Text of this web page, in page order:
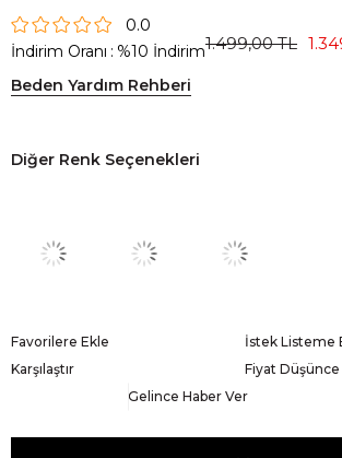
0.0
İndirim Oranı : %10 İndirim1.499,00 TL
Beden Yardım Rehberi
Diğer Renk Seçenekleri
Favorilere Ekle
İstek Listeme
Karşılaştır
Fiyat
Gelince Haber Ver